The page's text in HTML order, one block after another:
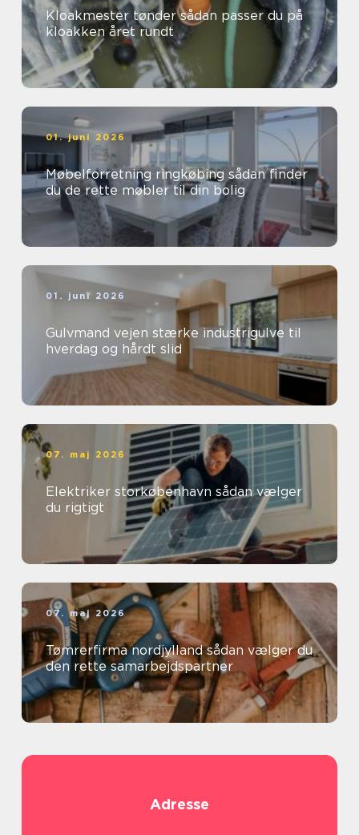
Kloakmester tønder sådan passer du på
kloakken året rundt
01. juni 2026
Møbelforretning ringkøbing sådan finder
du de rette møbler til din bolig
01. juni 2026
Gulvmand vejen stærke industrigulve til
hverdag og hårdt slid
07. maj 2026
Elektriker storkøbenhavn sådan vælger
du rigtigt
07. maj 2026
Tømrerfirma nordjylland sådan vælger du
den rette samarbejdspartner
Adresse